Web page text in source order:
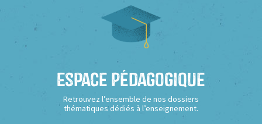
Espace Pédagogique
Retrouvez l’ensemble de nos dossiers
thématiques dédiés à l’enseignement.